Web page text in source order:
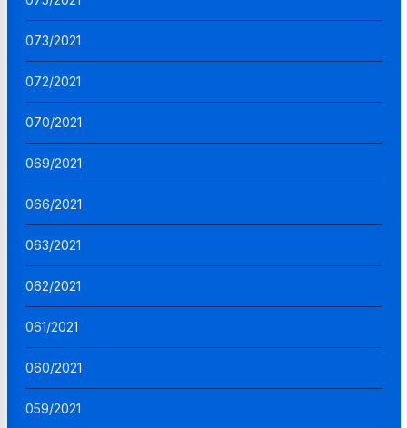
073/2021
072/2021
070/2021
069/2021
066/2021
063/2021
062/2021
061/2021
060/2021
059/2021